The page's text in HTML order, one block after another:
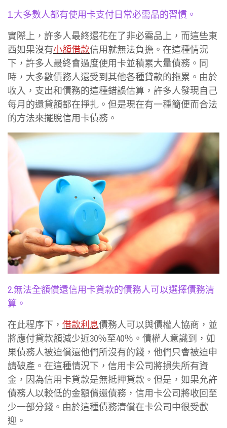
1.大多數人都有使用卡支付日常必需品的習慣。
實際上，許多人最終還花在了非必需品上，而這些東
西如果沒有小額借款信用就無法負擔。在這種情況
下，許多人最終會過度使用卡並積累大量債務。同
時，大多數債務人還受到其他各種貸款的拖累。由於
收入，支出和債務的這種錯誤估算，許多人發現自己
每月的還貸額都在掙扎。但是現在有一種簡便而合法
的方法來擺脫信用卡債務。
2.無法全額償還信用卡貸款的債務人可以選擇債務清
算。
在此程序下， 借款利息債務人可以與債權人協商，並
將應付貸款額減少近30％至40％。債權人意識到，如
果債務人被迫償還他們所沒有的錢，他們只會被迫申
請破產。在這種情況下，信用卡公司將損失所有資
金，因為信用卡貸款是無抵押貸款。但是，如果允許
債務人以較低的金額償還債務，信用卡公司將收回至
少一部分錢。由於這種債務清償在卡公司中很受歡
迎。